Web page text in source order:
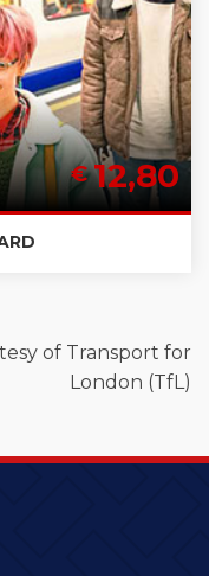
€12,80
of Transport for
London (TfL)